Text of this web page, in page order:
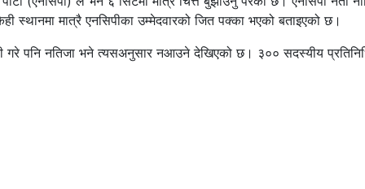
स्थानमा मात्रै एनसिपीका उम्मेदवारको जित पक्का भएको बताइएको छ।
गरे पनि नतिजा भने त्यसअनुसार नआउने देखिएको छ। ३०० सदस्यीय